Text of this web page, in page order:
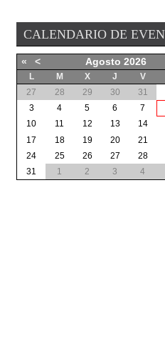
CALENDARIO DE
« < Agosto 2026
L M X J V
27
28 29 30 31
3
4 5 6 7
10
11 12 13 14
17
18 19 20 21
24
25 26 27 28
31
1 2 3 4